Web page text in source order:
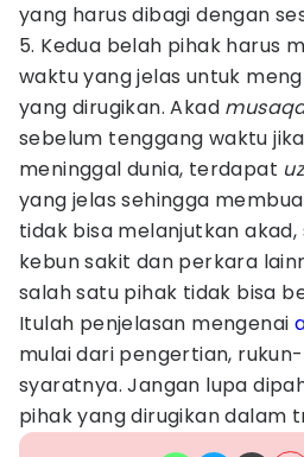
yang harus dibagi dengan
5. Kedua belah pihak harus
waktu yang jelas untuk
yang dirugikan. Akad
sebelum tenggang waktu
meninggal dunia, terdapat
yang jelas sehingga
tidak bisa melanjutkan
kebun sakit dan perkara
salah satu pihak tidak bisa
Itulah penjelasan mengenai
mulai dari pengertian,
syaratnya. Jangan lupa
pihak yang dirugikan dalam